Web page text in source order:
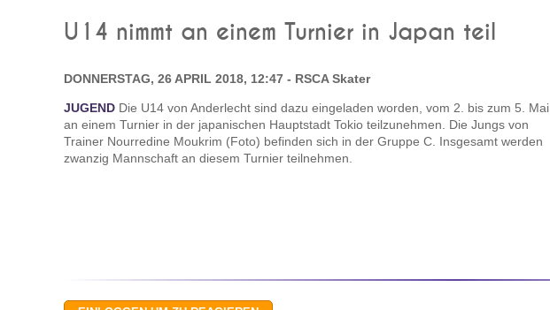
U14 nimmt an einem Turnier in Japan teil
DONNERSTAG, 26 APRIL 2018, 12:47 - RSCA Skater
JUGEND Die U14 von Anderlecht sind dazu eingeladen worden, vom 2. bis zum 5. Mai
an einem Turnier in der japanischen Hauptstadt Tokio teilzunehmen. Die Jungs von
Trainer Nourredine Moukrim (Foto) befinden sich in der Gruppe C. Insgesamt werden
zwanzig Mannschaft an diesem Turnier teilnehmen.